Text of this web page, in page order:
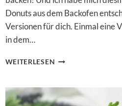
Donuts aus dem Backofen
Versionen für dich. Einmal eine
in dem…
WEITERLESEN LOW
BACKEN
–